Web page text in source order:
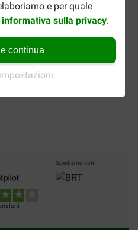
e per quale
informativa sulla privacy.
continua
Brekz Snacks - Trainers di...
Spedizione gratuita da 89
Spediamo con